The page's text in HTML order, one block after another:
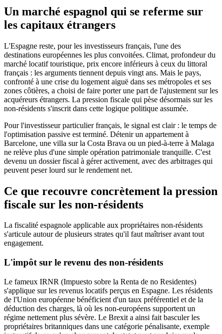
Un marché espagnol qui se referme sur
les capitaux étrangers
L'Espagne reste, pour les investisseurs français, l'une des
destinations européennes les plus convoitées. Climat, profondeur du
marché locatif touristique, prix encore inférieurs à ceux du littoral
français : les arguments tiennent depuis vingt ans. Mais le pays,
confronté à une crise du logement aiguë dans ses métropoles et ses
zones côtières, a choisi de faire porter une part de l'ajustement sur les
acquéreurs étrangers. La pression fiscale qui pèse désormais sur les
non-résidents s'inscrit dans cette logique politique assumée.
Pour l'investisseur particulier français, le signal est clair : le temps de
l'optimisation passive est terminé. Détenir un appartement à
Barcelone, une villa sur la Costa Brava ou un pied-à-terre à Malaga
ne relève plus d'une simple opération patrimoniale tranquille. C'est
devenu un dossier fiscal à gérer activement, avec des arbitrages qui
peuvent peser lourd sur le rendement net.
Ce que recouvre concrètement la pression
fiscale sur les non-résidents
La fiscalité espagnole applicable aux propriétaires non-résidents
s'articule autour de plusieurs strates qu'il faut maîtriser avant tout
engagement.
L'impôt sur le revenu des non-résidents
Le fameux IRNR (Impuesto sobre la Renta de no Residentes)
s'applique sur les revenus locatifs perçus en Espagne. Les résidents
de l'Union européenne bénéficient d'un taux préférentiel et de la
déduction des charges, là où les non-européens supportent un
régime nettement plus sévère. Le Brexit a ainsi fait basculer les
propriétaires britanniques dans une catégorie pénalisante, exemple